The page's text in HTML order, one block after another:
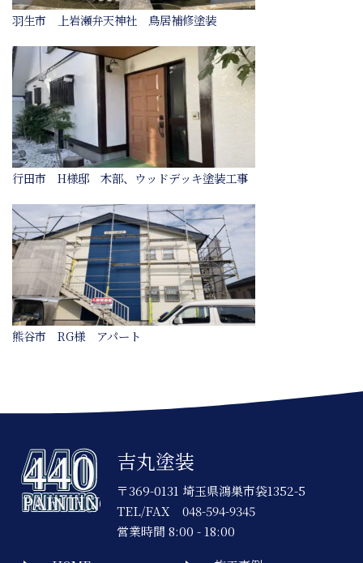
羽生市 上岩瀬弁天神社 鳥居補修塗装
行田市 H様邸 木部、ウッドデッキ塗装工事
熊谷市 RG様 アパート
吉丸塗装
〒369-0131 埼玉県鴻巣市袋1352-5
TEL/FAX 048-594-9345
営業時間 8:00 - 18:00